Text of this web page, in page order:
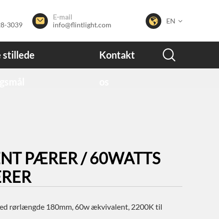
3039

E-mail
info@flintlight.com
 EN
stillede Kontakt 
PÆRER / 60WATTS
rørlængde 180mm, 60w ækvivalent, 2200K til